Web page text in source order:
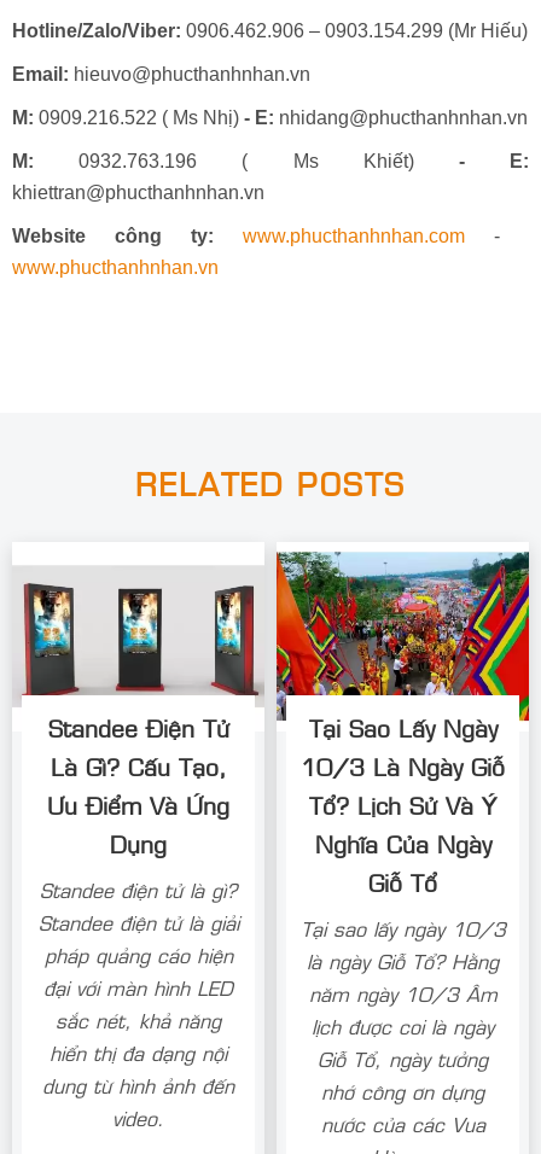
Hotline/Zalo/Viber: 0906.462.906 – 0903.154.299 (Mr Hiếu)
Email: hieuvo@phucthanhnhan.vn
M: 0909.216.522 ( Ms Nhị) - E: nhidang@phucthanhnhan.vn
M: 0932.763.196 ( Ms Khiết) - E:
khiettran@phucthanhnhan.vn
Website công ty: www.phucthanhnhan.com -
www.phucthanhnhan.vn
RELATED POSTS
Standee Điện Tử
Là Gì? Cấu Tạo,
Ưu Điểm Và Ứng
Dụng
Standee điện tử là gì?
Standee điện tử là giải
pháp quảng cáo hiện
đại với màn hình LED
sắc nét, khả năng
hiển thị đa dạng nội
dung từ hình ảnh đến
video.
Tại Sao Lấy Ngày
10/3 Là Ngày Giỗ
Tổ? Lịch Sử Và Ý
Nghĩa Của Ngày
Giỗ Tổ
Tại sao lấy ngày 10/3
là ngày Giỗ Tổ? Hằng
năm ngày 10/3 Âm
lịch được coi là ngày
Giỗ Tổ, ngày tưởng
nhớ công ơn dựng
nước của các Vua